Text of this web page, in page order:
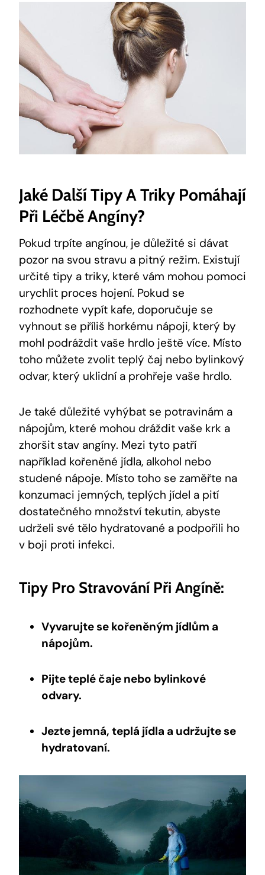
Jaké Další Tipy A Triky Pomáhají
Při Léčbě Angíny?
Pokud trpíte angínou, je důležité si dávat
pozor na svou stravu a pitný režim. Existují
určité tipy a triky, které vám mohou pomoci
urychlit proces hojení. Pokud se
rozhodnete vypít kafe, doporučuje se
vyhnout se příliš horkému nápoji, který by
mohl podráždit vaše hrdlo ještě více. Místo
toho můžete zvolit teplý čaj nebo bylinkový
odvar, který uklidní a prohřeje vaše hrdlo.
Je také důležité vyhýbat se potravinám a
nápojům, které mohou dráždit vaše krk a
zhoršit stav angíny. Mezi tyto patří
například kořeněné jídla, alkohol nebo
studené nápoje. Místo toho se zaměřte na
konzumaci jemných, teplých jídel a pití
dostatečného množství tekutin, abyste
udrželi své tělo hydratované a podpořili ho
v boji proti infekci.
Tipy Pro Stravování Při Angíně:
Vyvarujte se kořeněným jídlům a
nápojům.
Pijte teplé čaje nebo bylinkové
odvary.
Jezte jemná, teplá jídla a udržujte se
hydratovaní.